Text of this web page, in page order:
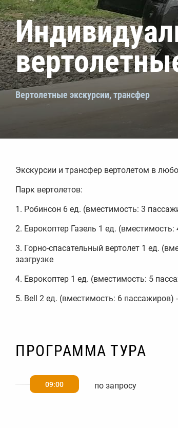
Вертолетные экскурсии, трансфер
Экскурсии и трансфер вертолетом в
Парк вертолетов:
1. Робинсон 6 ед. (вместимость: 3
2. Еврокоптер Газель 1 ед.
3. Горно-спасательный вертолет 1 ед.
зазгрузке
4. Еврокоптер 1 ед. (вместимость: 5
5. Bell 2 ед. (вместимость: 6 пассажиров)
ПРОГРАММА ТУРА
09:00 по запросу